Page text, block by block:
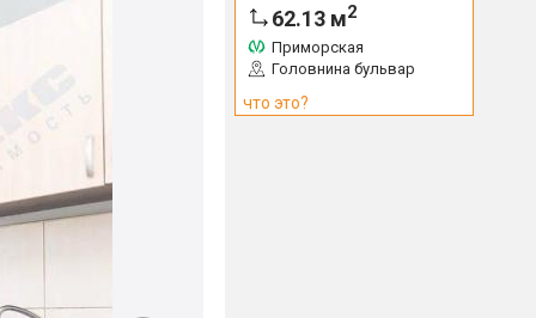
62.13 м2
Приморская
Головнина бульвар
что это?